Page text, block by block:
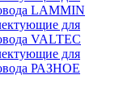
LAMMIN
для
VALTEC
для
РАЗНОЕ